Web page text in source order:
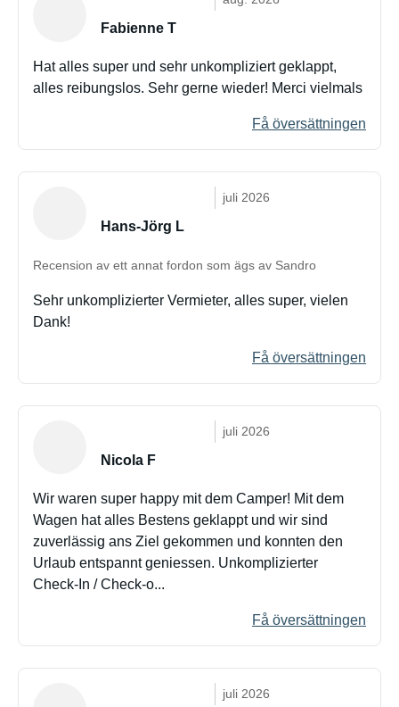
Fabienne T
Hat alles super und sehr unkompliziert geklappt,
alles reibungslos. Sehr gerne wieder! Merci vielmals
Få översättningen
juli 2026
Hans-Jörg L
Recension av ett annat fordon som ägs av Sandro
Sehr unkomplizierter Vermieter, alles super, vielen
Dank!
Få översättningen
juli 2026
Nicola F
Wir waren super happy mit dem Camper! Mit dem
Wagen hat alles Bestens geklappt und wir sind
zuverlässig ans Ziel gekommen und konnten den
Urlaub entspannt geniessen. Unkomplizierter
Check-In / Check-o...
Få översättningen
juli 2026